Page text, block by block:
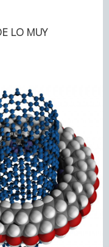
LO MUY